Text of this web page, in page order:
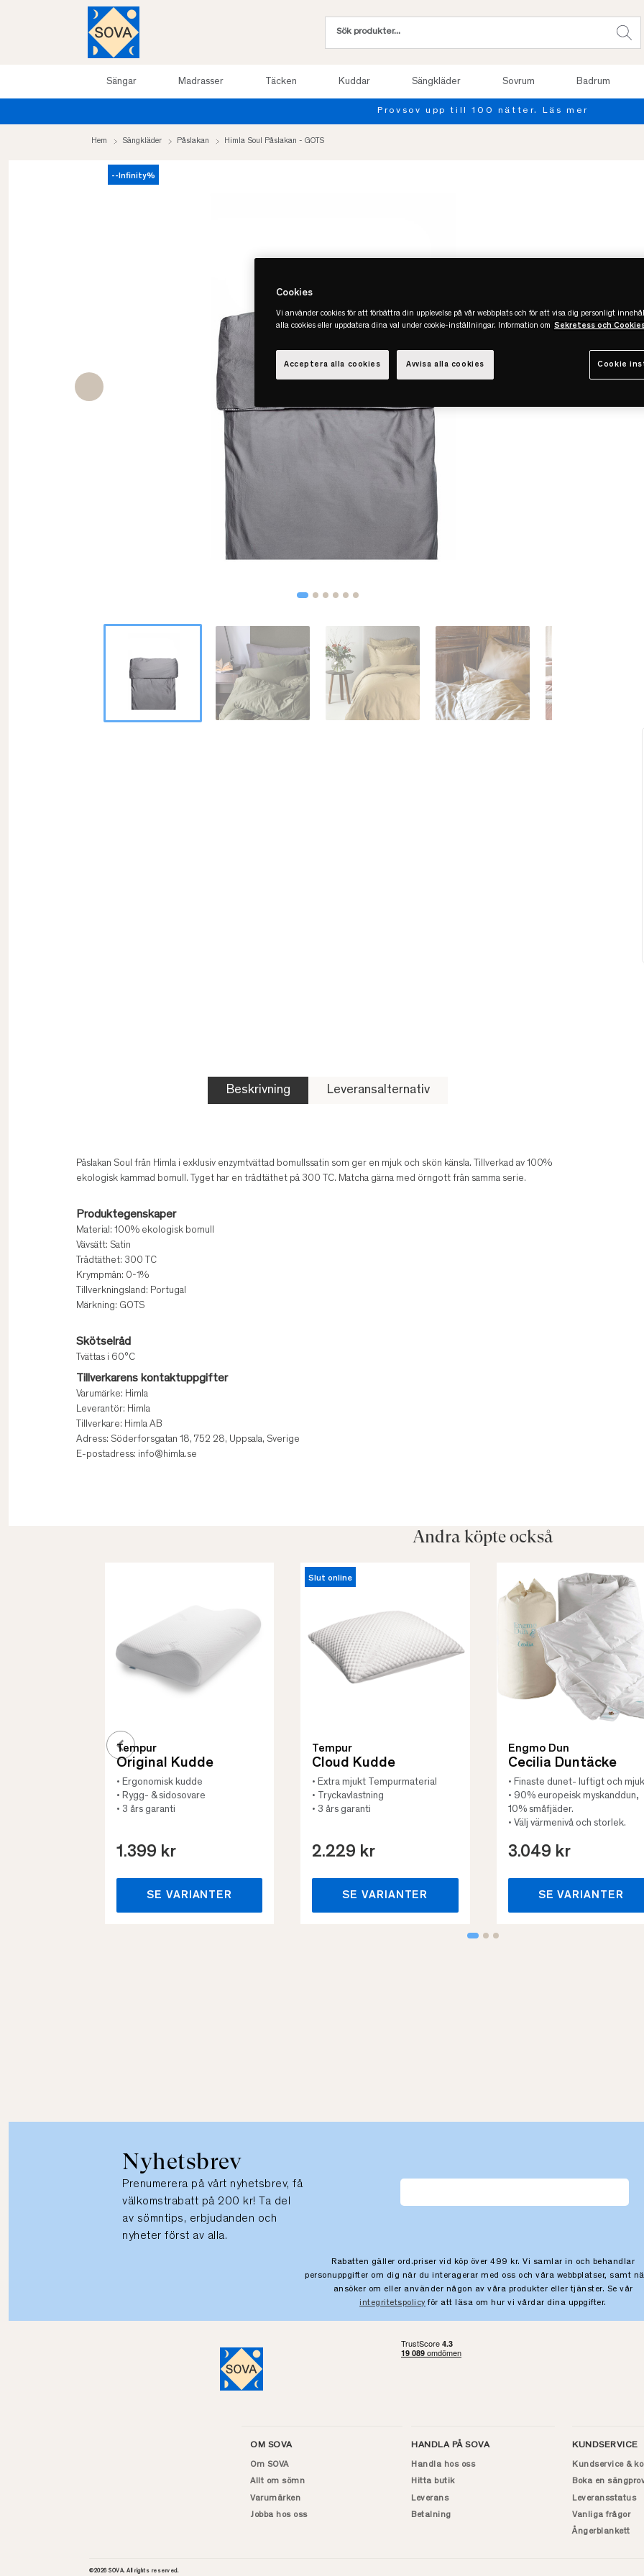
Sängar Madrasser Täcken Kuddar Sängkläder Sovrum Badrum
Provsov upp till 100 nätter. Läs mer
Hem Sängkläder Påslakan Himla Soul Påslakan - GOTS
--Infinity%
Beskrivning Leveransalternativ
Påslakan Soul från Himla i exklusiv enzymtvättad bomullssatin som ger en mjuk och skön känsla. Tillverkad av 100%
ekologisk kammad bomull. Tyget har en trådtäthet på 300 TC. Matcha gärna med örngott från samma serie.
Produktegenskaper
Material: 100% ekologisk bomull
Vävsätt: Satin
Trådtäthet: 300 TC
Krympmån: 0-1%
Tillverkningsland: Portugal
Märkning: GOTS
Skötselråd
Tvättas i 60°C
Tillverkarens kontaktuppgifter
Varumärke: Himla
Leverantör: Himla
Tillverkare: Himla AB
Adress: Söderforsgatan 18, 752 28, Uppsala, Sverige
E-postadress: info@himla.se
Andra köpte också
Tempur
Original Kudde
• Ergonomisk kudde
• Rygg- & sidosovare
• 3 års garanti
1.399 kr
SE VARIANTER
Slut online
Tempur
Cloud Kudde
• Extra mjukt Tempurmaterial
• Tryckavlastning
• 3 års garanti
2.229 kr
SE VARIANTER
Engmo Dun
Cecilia Duntäcke
• Finaste dunet- luftigt och
• 90% europeisk myskanddun,
10% småfjäder.
• Välj värmenivå och storlek.
3.049 kr
SE VARIANTER
Nyhetsbrev
Prenumerera på vårt nyhetsbrev, få
välkomstrabatt på 200 kr! Ta del
av sömntips, erbjudanden och
nyheter först av alla.
Rabatten gäller ord.priser vid köp över 499 kr. Vi samlar in och behandlar
personuppgifter om dig när du interagerar med oss och våra webbplatser, samt
ansöker om eller använder någon av våra produkter eller tjänster. Se vår
integritetspolicy för att läsa om hur vi vårdar dina uppgifter.
OM SOVA
Om SOVA
Allt om sömn
Varumärken
Jobba hos oss
HANDLA PÅ SOVA
Handla hos oss
Hitta butik
Leverans
Betalning
KUNDSERVICE
Kundservice &
Boka en
Leveransstatus
Vanliga frågor
Ångerblankett
©2026SOVA. All rights reserved.
Cookies
Vi använder cookies för att förbättra din upplevelse på vår webbplats och för att visa dig personligt
alla cookies eller uppdatera dina val under cookie-inställningar. Information om Sekretess och
Cookie
Avvisa alla cookies
Acceptera alla cookies